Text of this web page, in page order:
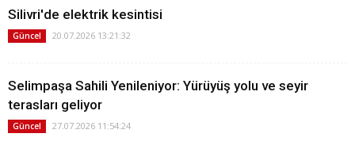
Silivri'de elektrik kesintisi
Güncel 20.07.2026 13:21:32
Selimpaşa Sahili Yenileniyor: Yürüyüş yolu ve seyir
terasları geliyor
Güncel 27.07.2026 11:54:24